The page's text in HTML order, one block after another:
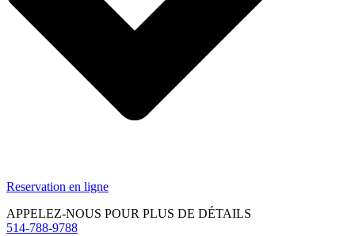
Reservation en ligne
APPELEZ-NOUS POUR PLUS DE DÉTAILS
514-788-9788